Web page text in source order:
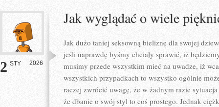
2 STY 2026
Jak wyglądać o wiele
Jak dużo taniej seksowną bieliznę dla swojej
jeśli naprawdę byśmy chciały sprawić, iż
musimy przede wszystkim mieć na uwadze, iż
wszystkich przypadkach to wszystko ogólnie
raczej zwrócić uwagę, że w żadnym razie
że dbanie o swój styl to coś prostego. Jednak